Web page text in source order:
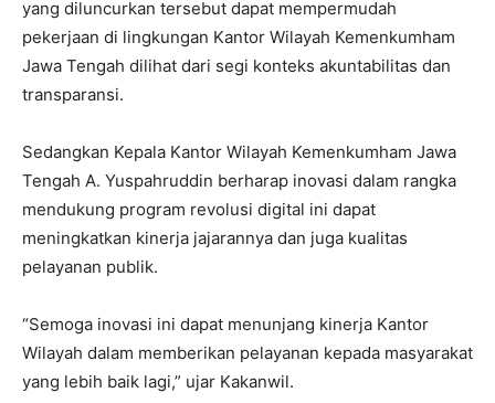
yang diluncurkan tersebut dapat mempermudah
pekerjaan di lingkungan Kantor Wilayah Kemenkumham
Jawa Tengah dilihat dari segi konteks akuntabilitas dan
transparansi.
Sedangkan Kepala Kantor Wilayah Kemenkumham Jawa
Tengah A. Yuspahruddin berharap inovasi dalam rangka
mendukung program revolusi digital ini dapat
meningkatkan kinerja jajarannya dan juga kualitas
pelayanan publik.
“Semoga inovasi ini dapat menunjang kinerja Kantor
Wilayah dalam memberikan pelayanan kepada masyarakat
yang lebih baik lagi,” ujar Kakanwil.